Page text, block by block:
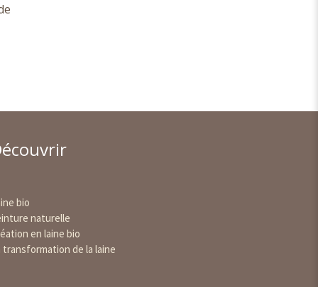
bio
naturelle
en laine bio
transformation de la laine